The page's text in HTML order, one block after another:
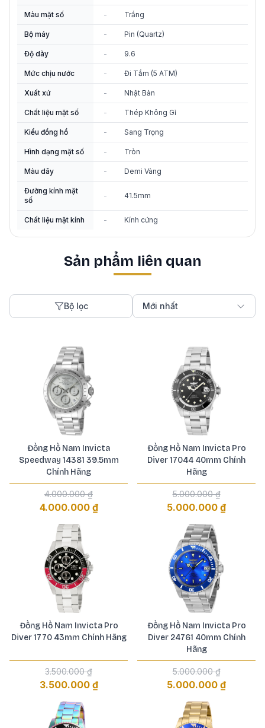
Màu mặt số - Trắng
Bộ máy - Pin (Quartz)
Độ dày - 9.6
Mức chịu nước - Đi Tắm (5 ATM)
Xuất xứ - Nhật Bản
Chất liệu mặt số - Thép Không Gỉ
Kiểu đồng hồ - Sang Trọng
Hình dạng mặt số - Tròn
Màu dây - Demi Vàng
Đường kính mặt
số
- 41.5mm
Chất liệu mặt kính - Kính cứng
Sản phẩm liên quan
Bộ lọc Mới nhất
Đồng Hồ Nam Invicta
Speedway 14381 39.5mm
Chính Hãng
4.000.000 ₫
4.000.000 ₫
Đồng Hồ Nam Invicta Pro
Diver 17044 40mm Chính
Hãng
5.000.000 ₫
5.000.000 ₫
Đồng Hồ Nam Invicta Pro
Diver 1770 43mm Chính Hãng
3.500.000 ₫
3.500.000 ₫
Đồng Hồ Nam Invicta Pro
Diver 24761 40mm Chính
Hãng
5.000.000 ₫
5.000.000 ₫